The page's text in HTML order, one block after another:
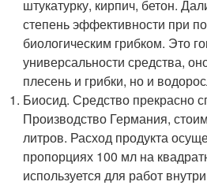
штукатурку, кирпич, бетон.
степень эффективности при
биологическим грибком. Это
универсальности средства,
плесень и грибки, но и
Биосид. Средство прекрасно
Производство Германия,
литров. Расход продукта
пропорциях 100 мл на
используется для работ